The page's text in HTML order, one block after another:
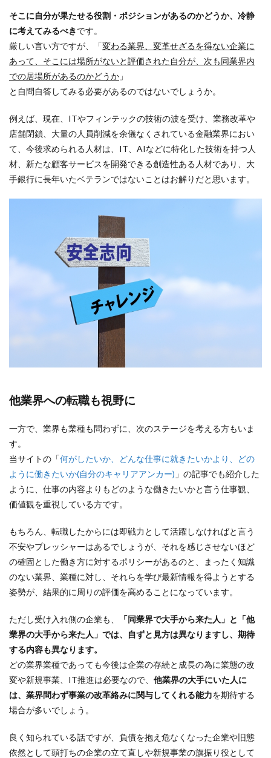
そこに自分が果たせる役割・ポジションがあるのかどうか、冷静
に考えてみるべきです。
厳しい言い方ですが、「変わる業界、変革せざるを得ない企業に
あって、そこには場所がないと評価された自分が、次も同業界内
での居場所があるのかどうか 」
と自問自答してみる必要があるのではないでしょうか。
例えば、現在、ITやフィンテックの技術の波を受け、業務改革や
店舗閉鎖、大量の人員削減を余儀なくされている金融業界におい
て、今後求められる人材は、IT、AIなどに特化した技術を持つ人
材、新たな顧客サービスを開発できる創造性ある人材であり、大
手銀行に長年いたベテランではないことはお解りだと思います。
他業界への転職も視野に
一方で、業界も業種も問わずに、次のステージを考える方もいま
す。
当サイトの「何がしたいか、どんな仕事に就きたいかより、どの
ように働きたいか(自分のキャリアアンカー) 」の記事でも紹介した
ように、仕事の内容よりもどのような働きたいかと言う仕事観、
価値観を重視している方です。
もちろん、転職したからには即戦力として活躍しなければと言う
不安やプレッシャーはあるでしょうが、それを感じさせないほど
の確固とした働き方に対するポリシーがあるのと、まったく知識
のない業界、業種に対し、それらを学び最新情報を得ようとする
姿勢が、結果的に周りの評価を高めることになっています。
ただし受け入れ側の企業も、
「同業界で大手から来た人」と「他
業界の大手から来た人」では、自ずと見方は異なりますし、期待
する内容も異なります。
どの業界業種であっても今後は企業の存続と成長の為に業態の改
変や新規事業、IT推進は必要なので、 他業界の大手にいた人に
は、業界問わず事業の改革絡みに関与してくれる能力を期待する
場合が多いでしょう。
良く知られている話ですが、負債を抱え危なくなった企業や旧態
依然として頭打ちの企業の立て直しや新規事業の旗振り役として